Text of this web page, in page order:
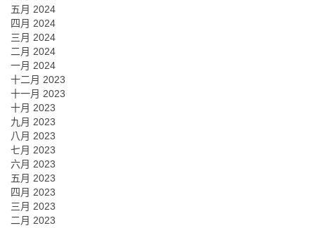
五月 2024
四月 2024
三月 2024
二月 2024
一月 2024
十二月 2023
十一月 2023
十月 2023
九月 2023
八月 2023
七月 2023
六月 2023
五月 2023
四月 2023
三月 2023
二月 2023